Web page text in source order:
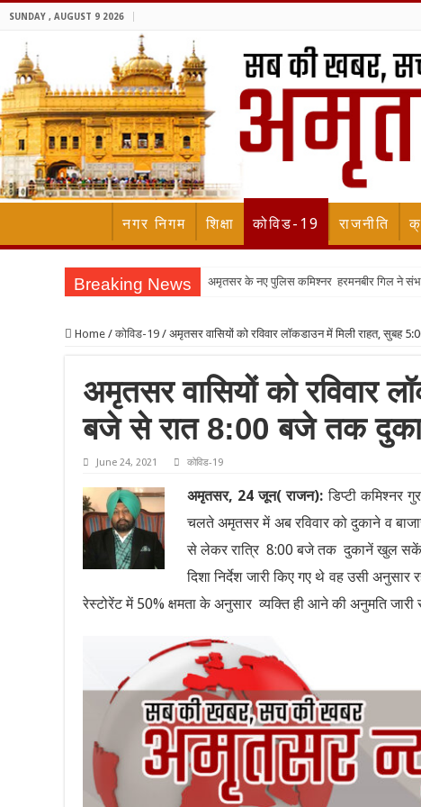
SUNDAY , AUGUST 9 2026
नगर निगम शिक्षा कोविड-19 राजनीति
Breaking News अमृतसर के नए पुलिस कमिश्नर हरमनबीर गिल ने
Home / कोविड-19 / अमृतसर वासियों को रविवार लॉकडाउन में मिली राहत, सुबह
अमृतसर वासियों को रविवार
बजे से रात 8:00 बजे तक
June 24, 2021 कोविड-19
अमृतसर, 24 जून( राजन): डिप्टी कमिश्नर
चलते अमृतसर में अब रविवार को दुकाने व
से लेकर रात्रि 8:00 बजे तक दुकानें खुल
दिशा निर्देश जारी किए गए थे वह उसी
रेस्टोरेंट में 50% क्षमता के अनुसार व्यक्ति ही आने की अनुमति जारी